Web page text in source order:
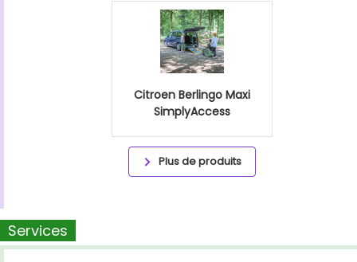
Citroen Berlingo Maxi
SimplyAccess
Plus de produits
Services